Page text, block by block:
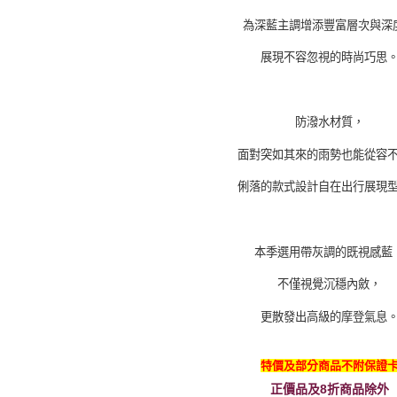
為深藍主調增添豐富層次與深
展現不容忽視的時尚巧思。
防潑水材質，
面對突如其來的雨勢也能從容
俐落的款式設計自在出行展現
本季選用帶灰調的既視感藍
不僅視覺沉穩內斂，
更散發出高級的摩登氣息。
特價及部分商品不附保證
正價品及8折商品除外